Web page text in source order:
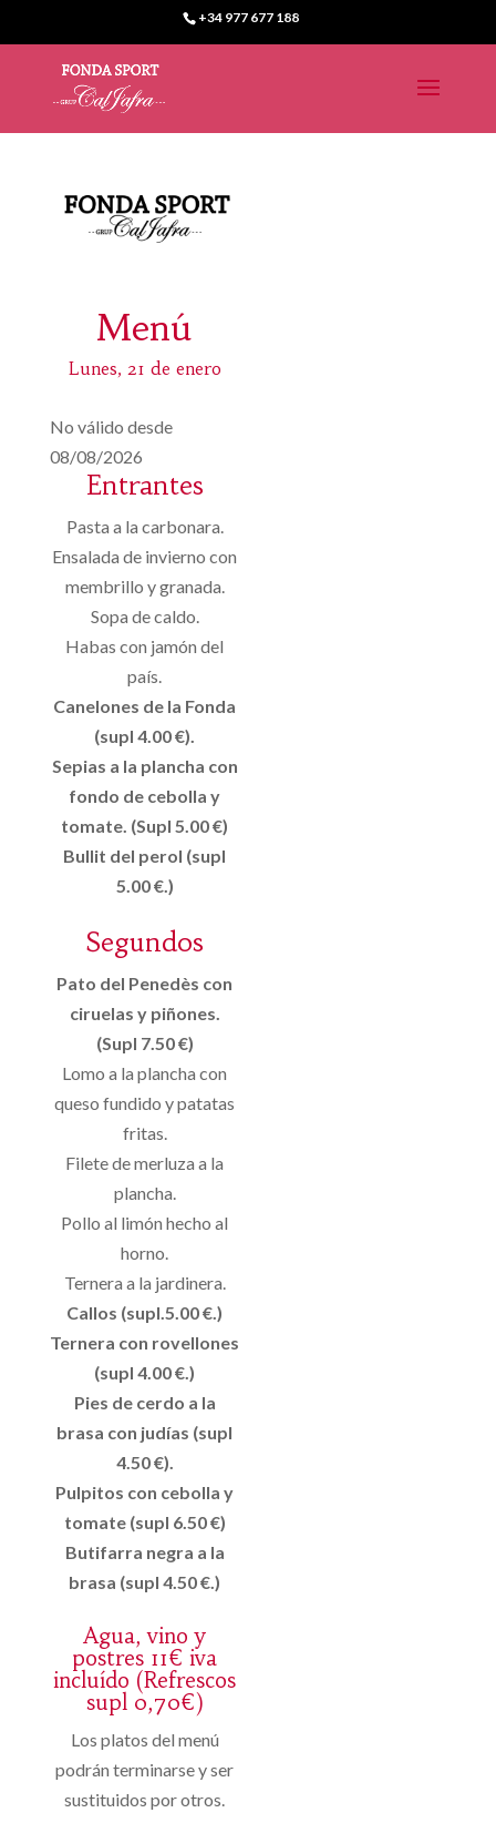
+34 977 677 188
Menú
Lunes, 21 de enero
No válido desde
08/08/2026
Entrantes
Pasta a la carbonara.
Ensalada de invierno con
membrillo y granada.
Sopa de caldo.
Habas con jamón del
país.
Canelones de la Fonda
(supl 4.00 €).
Sepias a la plancha con
fondo de cebolla y
tomate. (Supl 5.00 €)
Bullit del perol (supl
5.00 €.)
Segundos
Pato del Penedès con
ciruelas y piñones.
(Supl 7.50 €)
Lomo a la plancha con
queso fundido y patatas
fritas.
Filete de merluza a la
plancha.
Pollo al limón hecho al
horno.
Ternera a la jardinera.
Callos (supl.5.00 €.)
Ternera con rovellones
(supl 4.00 €.)
Pies de cerdo a la
brasa con judías (supl
4.50 €).
Pulpitos con cebolla y
tomate (supl 6.50 €)
Butifarra negra a la
brasa (supl 4.50 €.)
Agua, vino y
postres 11€ iva
incluído (Refrescos
supl 0,70€)
Los platos del menú
podrán terminarse y ser
sustituidos por otros.